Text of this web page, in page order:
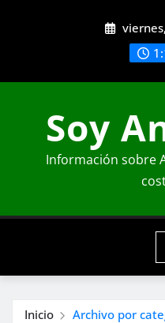
Soy
Información sobre
Inicio Archivo por